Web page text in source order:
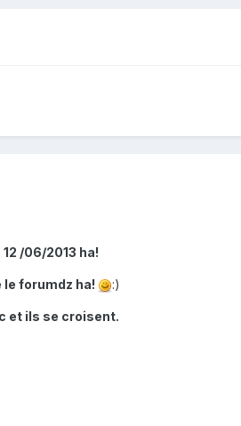
/06/2013 ha!
le forumdz ha! :)
et ils se croisent.